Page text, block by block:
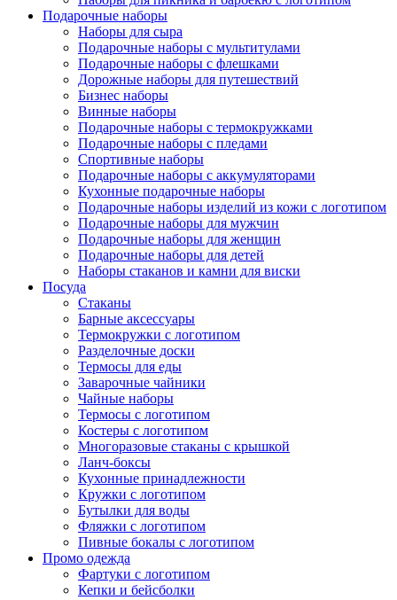
Подарочные наборы
Наборы для сыра
Подарочные наборы с мультитулами
Подарочные наборы с флешками
Дорожные наборы для путешествий
Бизнес наборы
Винные наборы
Подарочные наборы с термокружками
Подарочные наборы с пледами
Спортивные наборы
Подарочные наборы с аккумуляторами
Кухонные подарочные наборы
Подарочные наборы изделий из кожи с логотипом
Подарочные наборы для мужчин
Подарочные наборы для женщин
Подарочные наборы для детей
Наборы стаканов и камни для виски
Посуда
Стаканы
Барные аксессуары
Термокружки с логотипом
Разделочные доски
Термосы для еды
Заварочные чайники
Чайные наборы
Термосы с логотипом
Костеры с логотипом
Многоразовые стаканы с крышкой
Ланч-боксы
Кухонные принадлежности
Кружки с логотипом
Бутылки для воды
Фляжки с логотипом
Пивные бокалы с логотипом
Промо одежда
Фартуки с логотипом
Кепки и бейсболки